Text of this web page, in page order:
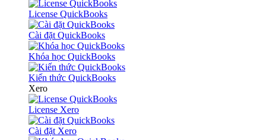
License QuickBooks
Cài đặt QuickBooks
Khóa học QuickBooks
Kiến thức QuickBooks
Xero
License Xero
Cài đặt Xero